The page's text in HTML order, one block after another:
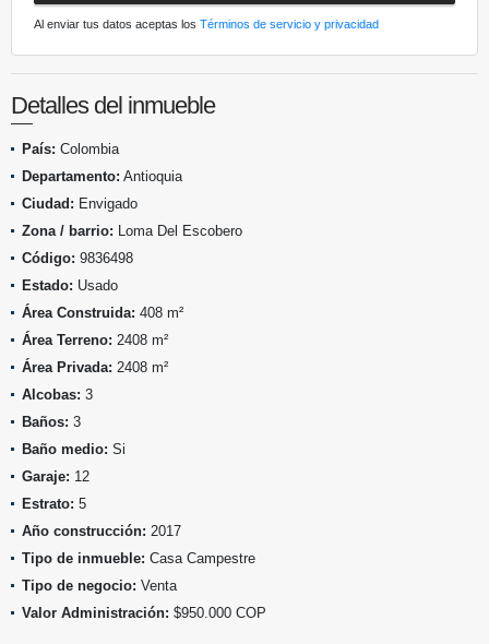
Al enviar tus datos aceptas los Términos de servicio y privacidad
Detalles del inmueble
País: Colombia
Departamento: Antioquia
Ciudad: Envigado
Zona / barrio: Loma Del Escobero
Código: 9836498
Estado: Usado
Área Construida: 408 m²
Área Terreno: 2408 m²
Área Privada: 2408 m²
Alcobas: 3
Baños: 3
Baño medio: Si
Garaje: 12
Estrato: 5
Año construcción: 2017
Tipo de inmueble: Casa Campestre
Tipo de negocio: Venta
Valor Administración: $950.000 COP